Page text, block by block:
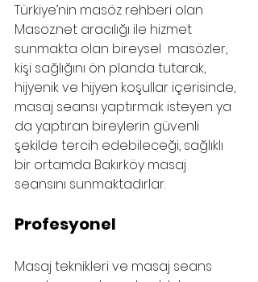
Türkiye’nin masöz rehberi olan
Masoz.net aracılığı ile hizmet
sunmakta olan bireysel  masözler,
kişi sağlığını ön planda tutarak,
hijyenik ve hijyen koşullar içerisinde,
masaj seansı yaptırmak isteyen ya
da yaptıran bireylerin güvenli
şekilde tercih edebileceği, sağlıklı
bir ortamda Bakırköy masaj
seansını sunmaktadırlar.
Profesyonel
Masaj teknikleri ve masaj seans